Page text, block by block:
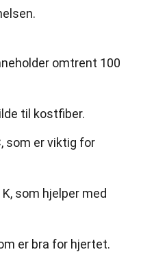
omtrent 100
til kostfiber.
som er viktig for
som hjelper med
er bra for hjertet.